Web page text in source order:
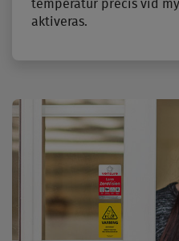
temperatur precis vid
aktiveras.